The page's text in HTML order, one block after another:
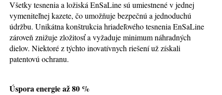
Všetky tesnenia a ložiská EnSaLine sú umiestnené v jednej
vymeniteľnej kazete, čo umožňuje bezpečnú a jednoduchú
údržbu. Unikátna konštrukcia hriadeľového tesnenia EnSaLine
zároveň znižuje zložitosť a vyžaduje minimum náhradných
dielov. Niektoré z týchto inovatívnych riešení už získali
patentovú ochranu.
Úspora energie až 80 %